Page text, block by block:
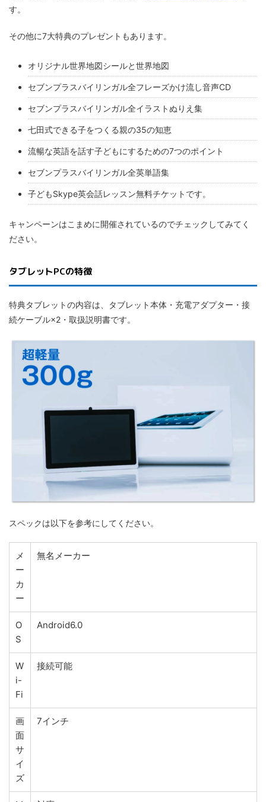
す。
その他に7大特典のプレゼントもあります。
オリジナル世界地図シールと世界地図
セブンプラスバイリンガル全フレーズかけ流し音声CD
セブンプラスバイリンガル全イラストぬりえ集
七田式できる子をつくる親の35の知恵
流暢な英語を話す子どもにするための7つのポイント
セブンプラスバイリンガル全英単語集
子どもSkype英会話レッスン無料チケットです。
キャンペーンはこまめに開催されているのでチェックしてみてく
ださい。
タブレットPCの特徴
特典タブレットの内容は、タブレット本体・充電アダプター・接
続ケーブル×2・取扱説明書です。
スペックは以下を参考にしてください。
メ
ー
カ
ー
無名メーカー
O
S
Android6.0
W
i-
Fi
接続可能
画
面
サ
イ
ズ
7インチ